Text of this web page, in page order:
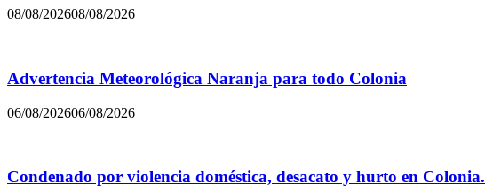
08/08/202608/08/2026
Advertencia Meteorológica Naranja para todo Colonia
06/08/202606/08/2026
Condenado por violencia doméstica, desacato y hurto en Colonia.